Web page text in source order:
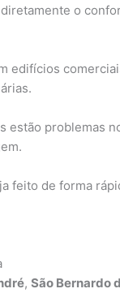
o
edifícios
problemas
feito de forma
, São Bernardo